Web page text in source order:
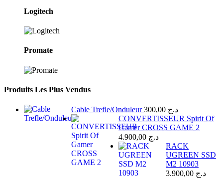
Logitech
Promate
Produits Les Plus Vendus
Cable Trefle/Onduleur د.ج
CONVERTISSEUR Spirit Of
Gamer CROSS GAME 2
د.ج
RACK
UGREEN SSD
M2 10903
د.ج